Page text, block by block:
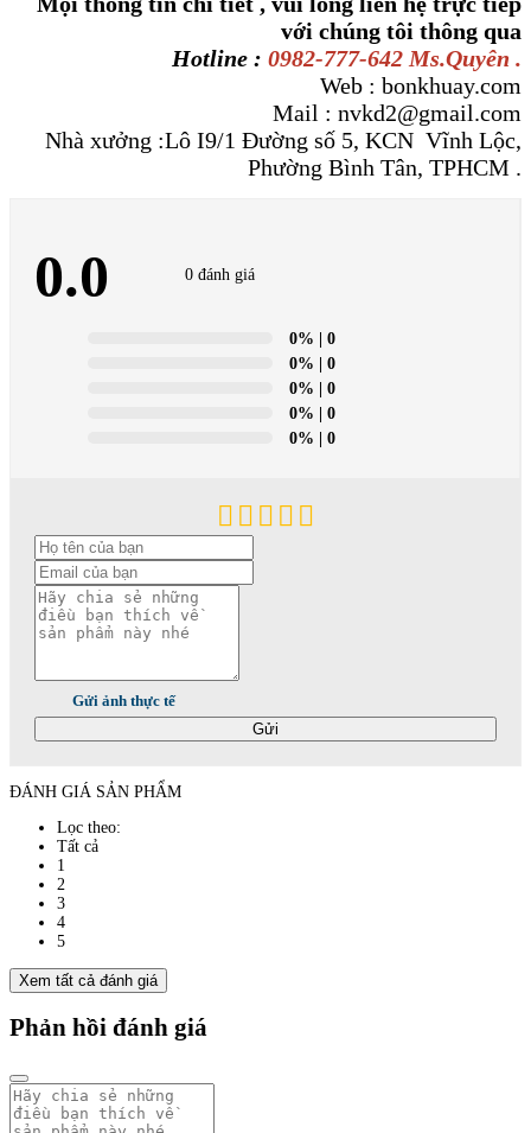
với chúng tôi thông qua
Hotline : 0982-777-642 Ms.Quyên .
Web : bonkhuay.com
Mail : nvkd2@gmail.com
Nhà xưởng :Lô I9/1 Đường số 5, KCN Vĩnh Lộc,
Phường Bình Tân, TPHCM .
0.0 0 đánh giá
0% | 0
0% | 0
0% | 0
0% | 0
0% | 0
Gửi ảnh thực tế
Gửi
ĐÁNH GIÁ SẢN PHẨM
Lọc theo:
Tất cả
1
2
3
4
5
Xem tất cả đánh giá
Phản hồi đánh giá